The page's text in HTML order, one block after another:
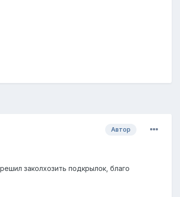
Автор
заколхозить подкрылок, благо